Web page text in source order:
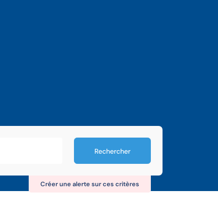
Rechercher
Créer une alerte sur ces critères